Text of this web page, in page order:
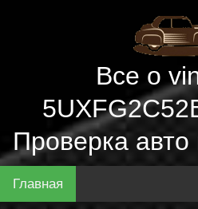
Все о
Проверка
Главная